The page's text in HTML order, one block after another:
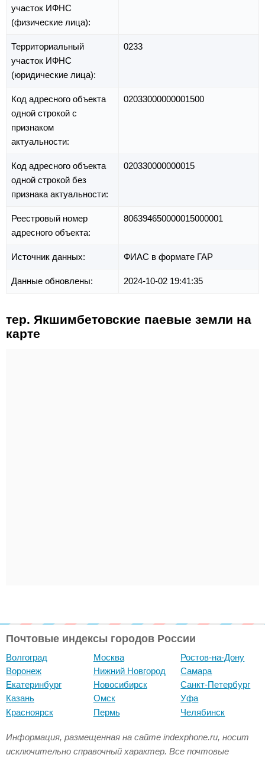
участок ИФНС
(физические лица):
Территориальный
участок ИФНС
(юридические лица):
0233
Код адресного объекта
одной строкой с
признаком
актуальности:
02033000000001500
Код адресного объекта
одной строкой без
признака актуальности:
020330000000015
Реестровый номер
адресного объекта:
806394650000015000001
Источник данных: ФИАС в формате ГАР
Данные обновлены: 2024-10-02 19:41:35
тер. Якшимбетовские паевые земли на
карте
Почтовые индексы городов России
Волгоград
Воронеж
Екатеринбург
Казань
Красноярск
Москва
Нижний Новгород
Новосибирск
Омск
Пермь
Ростов-на-Дону
Самара
Санкт-Петербург
Уфа
Челябинск
Информация, размещенная на сайте indexphone.ru, носит
исключительно справочный характер. Все почтовые